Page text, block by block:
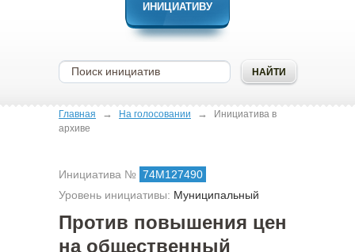
ИНИЦИАТИВУ
Главная → На голосовании →
Инициатива в
архиве
Инициатива № 74М127490
Уровень инициативы: Муниципальный
Против повышения цен
на общественный